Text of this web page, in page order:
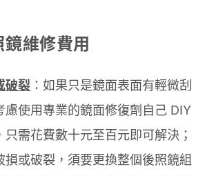
維修費用
破裂 ：如果只是鏡面表面有輕微刮
慮使用專業的鏡面修復劑自己 DIY
只需花費數十元至百元即可解決；
損或破裂，須要更換整個後照鏡組